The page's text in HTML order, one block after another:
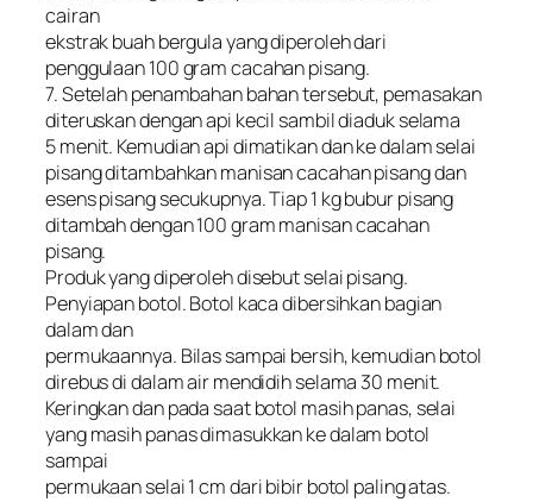
cairan
ekstrak buah bergula yang diperoleh dari
penggulaan 100 gram cacahan pisang.
7. Setelah penambahan bahan tersebut, pemasakan
diteruskan dengan api kecil sambil diaduk selama
5 menit. Kemudian api dimatikan dan ke dalam selai
pisang ditambahkan manisan cacahan pisang dan
esens pisang secukupnya. Tiap 1 kg bubur pisang
ditambah dengan 100 gram manisan cacahan
pisang.
Produk yang diperoleh disebut selai pisang.
Penyiapan botol. Botol kaca dibersihkan bagian
dalam dan
permukaannya. Bilas sampai bersih, kemudian botol
direbus di dalam air mendidih selama 30 menit.
Keringkan dan pada saat botol masih panas, selai
yang masih panas dimasukkan ke dalam botol
sampai
permukaan selai 1 cm dari bibir botol paling atas.